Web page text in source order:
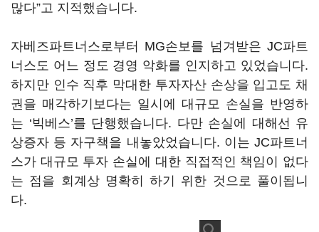
많다”고 지적했습니다.
자베즈파트너스로부터 MG손보를 넘겨받은 JC파트
너스도 어느 정도 경영 악화를 인지하고 있었습니다.
하지만 인수 직후 막대한 투자자산 손상을 입고도 채
권을 매각하기보다는 일시에 대규모 손실을 반영하
는 ‘빅베스’를 단행했습니다. 다만 손실에 대해선 유
상증자 등 자구책을 내놓았었습니다. 이는 JC파트너
스가 대규모 투자 손실에 대한 직접적인 책임이 없다
는 점을 회계상 명확히 하기 위한 것으로 풀이됩니
다.